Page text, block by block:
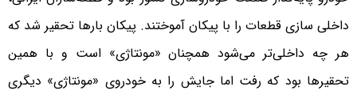
داخلی سازی قطعات را با پیکان آموختند. پیکان بارها تحقیر شد که
هر چه داخلی‌تر می‌شود همچنان «مونتاژی» است و با همین
تحقیرها بود که رفت اما جایش را به خودروی «مونتاژی» دیگری